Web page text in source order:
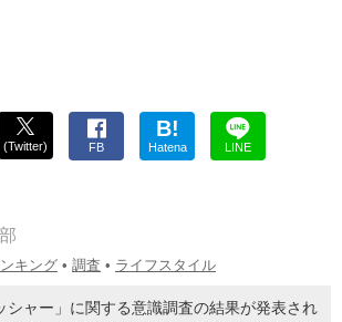
(Twitter) FB
B!
Hatena LINE
キング • 調査 • ライフスタイル
シャー」に関する意識調査の結果が発表され